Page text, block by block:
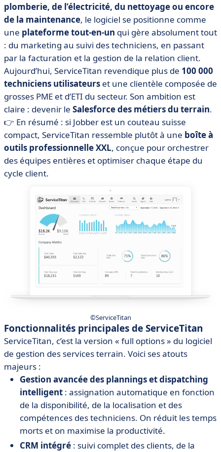
plomberie, de l’électricité, du nettoyage ou encore
de la maintenance, le logiciel se positionne comme
une plateforme tout-en-un qui gère absolument tout
: du marketing au suivi des techniciens, en passant
par la facturation et la gestion de la relation client.
Aujourd’hui, ServiceTitan revendique plus de 100 000
techniciens utilisateurs et une clientèle composée de
grosses PME et d’ETI du secteur. Son ambition est
claire : devenir le Salesforce des métiers du terrain.
👉 En résumé : si Jobber est un couteau suisse
compact, ServiceTitan ressemble plutôt à une boîte à
outils professionnelle XXL, conçue pour orchestrer
des équipes entières et optimiser chaque étape du
cycle client.
©ServiceTitan
Fonctionnalités principales de ServiceTitan
ServiceTitan, c’est la version « full options » du logiciel
de gestion des services terrain. Voici ses atouts
majeurs :
Gestion avancée des plannings et dispatching
intelligent : assignation automatique en fonction
de la disponibilité, de la localisation et des
compétences des techniciens. On réduit les temps
morts et on maximise la productivité.
CRM intégré : suivi complet des clients, de la